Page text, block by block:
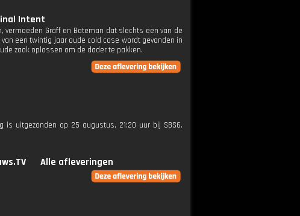
Intent
Graff en Bateman dat slechts een van de
een twintig jaar oude cold case wordt gevonden in
zaak oplossen om de dader te pakken.
is uitgezonden op 25 augustus, 21:20 uur bij SBS6.
Alle afleveringen